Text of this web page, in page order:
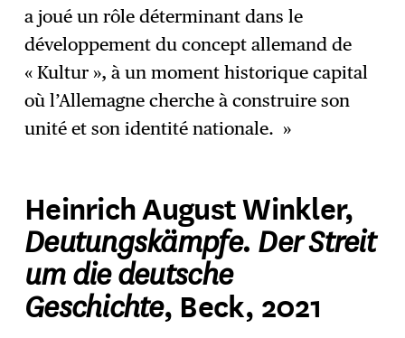
a joué un rôle déterminant dans le
développement du concept allemand de
« Kultur », à un moment historique capital
où l’Allemagne cherche à construire son
unité et son identité nationale. »
Heinrich August Winkler,
Deutungskämpfe. Der Streit
um die deutsche
Geschichte, Beck, 2021